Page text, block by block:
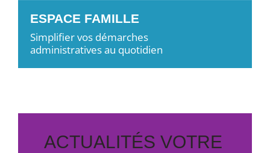
ESPACE FAMILLE
Simplifier vos démarches
administratives au quotidien
ACTUALITÉS VOTRE